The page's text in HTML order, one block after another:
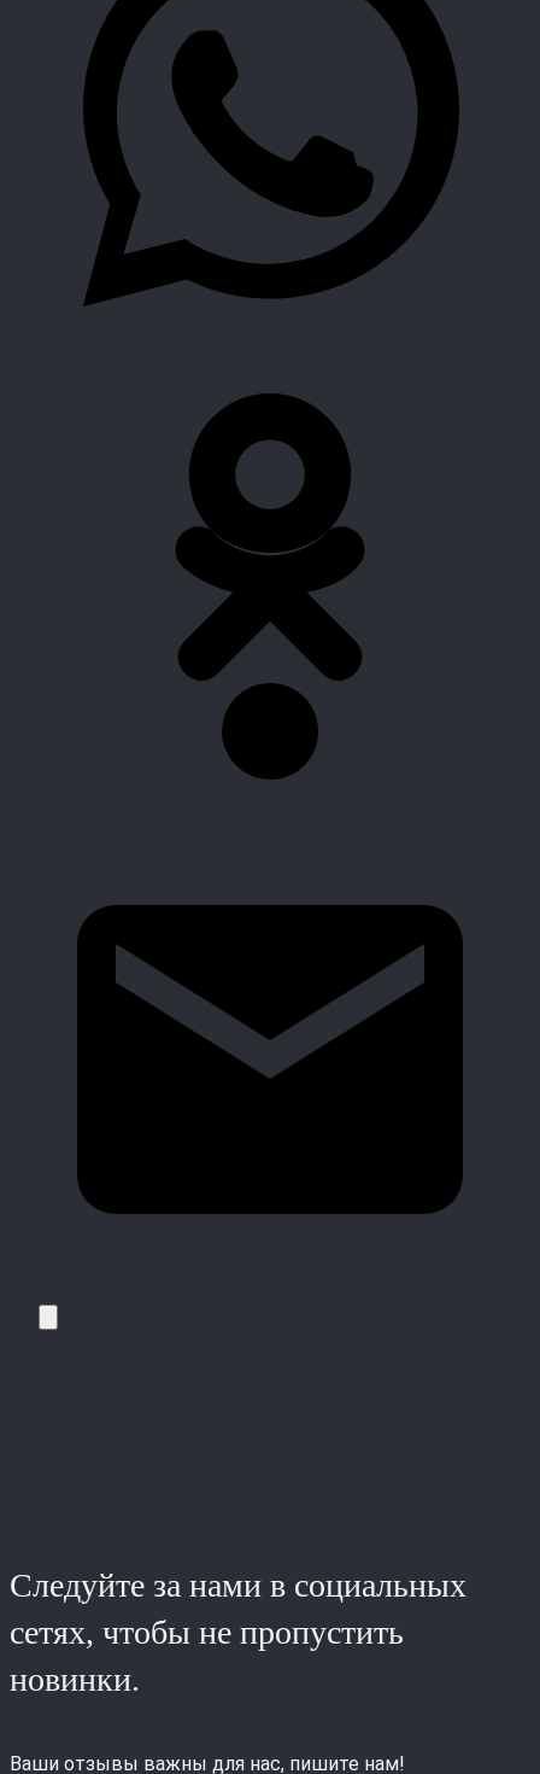
Следуйте за нами в социальных
сетях, чтобы не пропустить
новинки.
Ваши отзывы важны для нас, пишите нам!